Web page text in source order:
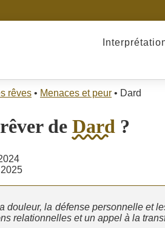
rêves • Menaces et peur • Dard
de Dard ?
douleur, la défense personnelle et
relationnelles et un appel à la